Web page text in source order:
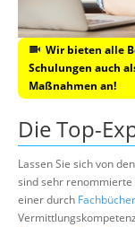
Wir bieten alle
Schulungen auch
Maßnahmen an!
Die Top-
Lassen Sie sich von
sind sehr renommierte
einer durch Fachbücher